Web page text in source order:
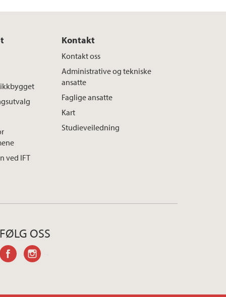
ved IFT
Kontakt
Kontakt oss
Administrative og tekniske
ansatte
Faglige ansatte
Kart
Studieveiledning
FØLG OSS
facebook